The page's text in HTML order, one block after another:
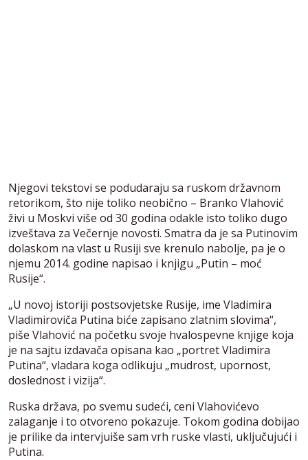
Njegovi tekstovi se podudaraju sa ruskom državnom
retorikom, što nije toliko neobično – Branko Vlahović
živi u Moskvi više od 30 godina odakle isto toliko dugo
izveštava za Večernje novosti. Smatra da je sa Putinovim
dolaskom na vlast u Rusiji sve krenulo nabolje, pa je o
njemu 2014. godine napisao i knjigu „Putin – moć
Rusije“.
„U novoj istoriji postsovjetske Rusije, ime Vladimira
Vladimiroviča Putina biće zapisano zlatnim slovima“,
piše Vlahović na početku svoje hvalospevne knjige koja
je na sajtu izdavača opisana kao „portret Vladimira
Putina“, vladara koga odlikuju „mudrost, upornost,
doslednost i vizija“.
Ruska država, po svemu sudeći, ceni Vlahovićevo
zalaganje i to otvoreno pokazuje. Tokom godina dobijao
je prilike da intervjuiše sam vrh ruske vlasti, uključujući i
Putina.